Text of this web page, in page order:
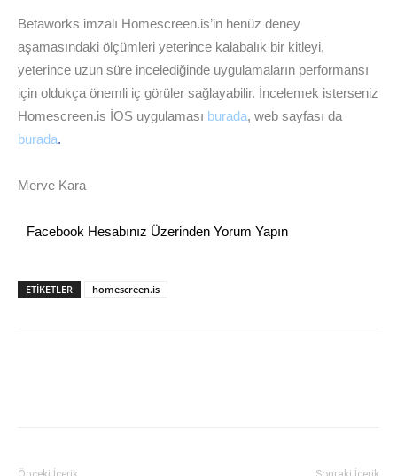
Betaworks imzalı Homescreen.is’in henüz deney
aşamasındaki ölçümleri yeterince kalabalık bir kitleyi,
yeterince uzun süre incelediğinde uygulamaların performansı
için oldukça önemli iç görüler sağlayabilir. İncelemek isterseniz
Homescreen.is İOS uygulaması burada, web sayfası da
burada.
Merve Kara
Facebook Hesabınız Üzerinden Yorum Yapın
ETİKETLER homescreen.is